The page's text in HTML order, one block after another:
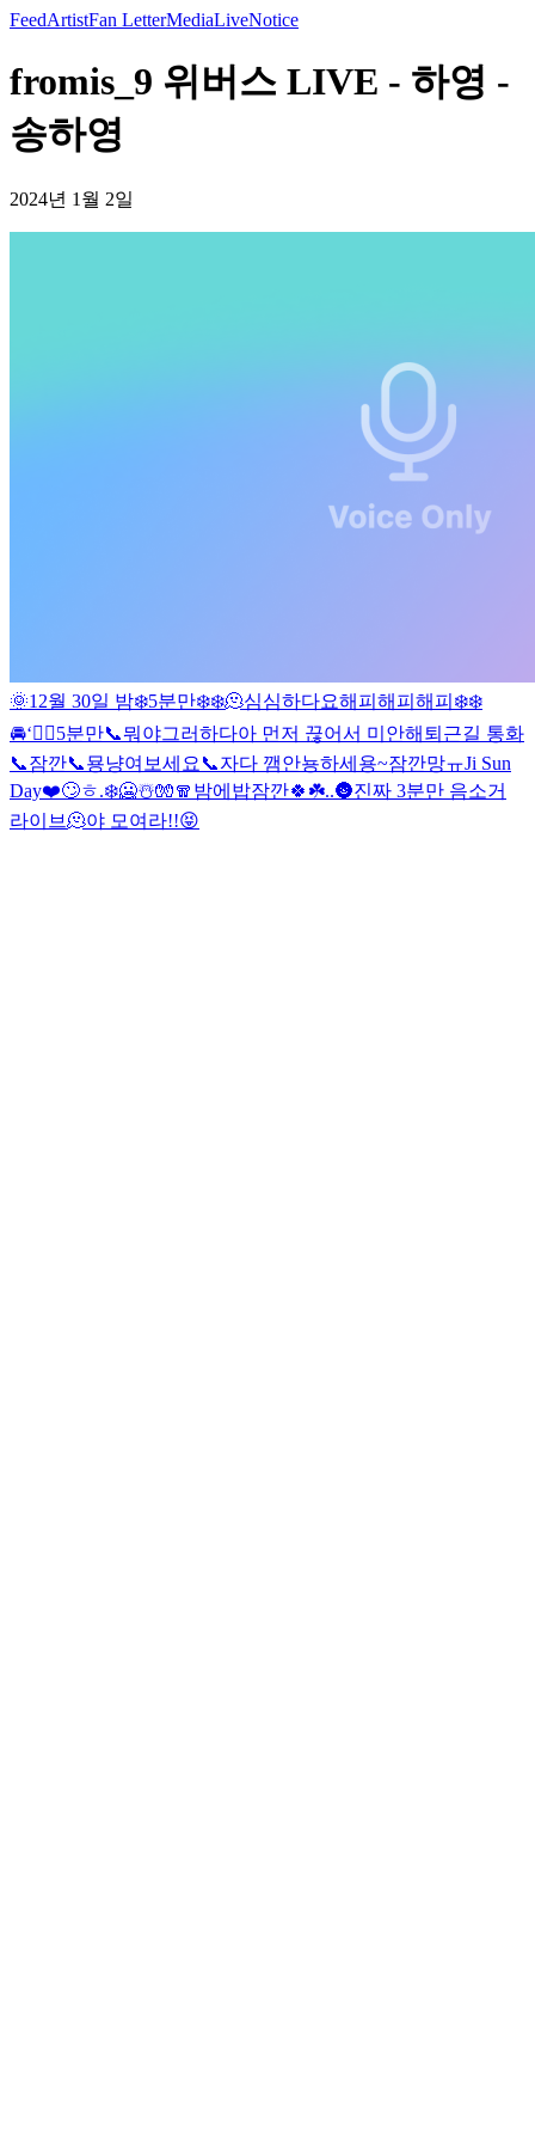
FeedArtistFan LetterMediaLiveNotice
fromis_9 위버스 LIVE - 하영 -
송하영
2024년 1월 2일
🌞12월 30일 밤❄️5분만❄️❄️🫠심심하다요해피해피해피❄️❄️
🚘‘😶‍🌫️5분만📞뭐야그러하다아 먼저 끊어서 미안해 퇴근길 통화
📞잠깐📞묭냥여보세요📞자다 깸안뇽하세용~잠깐망ㅠJi Sun
Day❤️🙄ㅎ.❄️🥶☃️🧤🧣 밤에밥잠깐🍀☘️..🌚진짜 3분만 음소거
라이브🫠야 모여라!!😝